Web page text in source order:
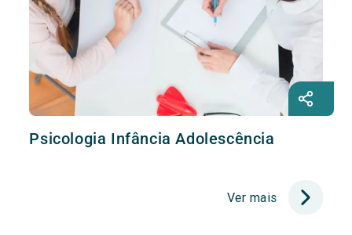
Psicologia Infância Adolescência
Ver mais